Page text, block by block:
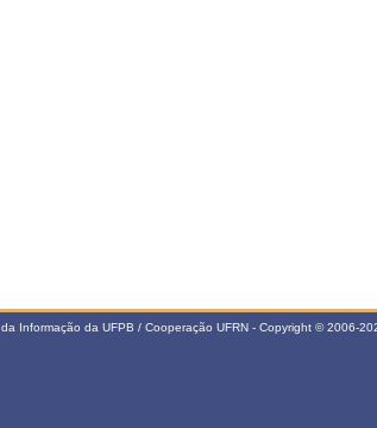
Informação da UFPB / Cooperação UFRN - Copyright © 2006-